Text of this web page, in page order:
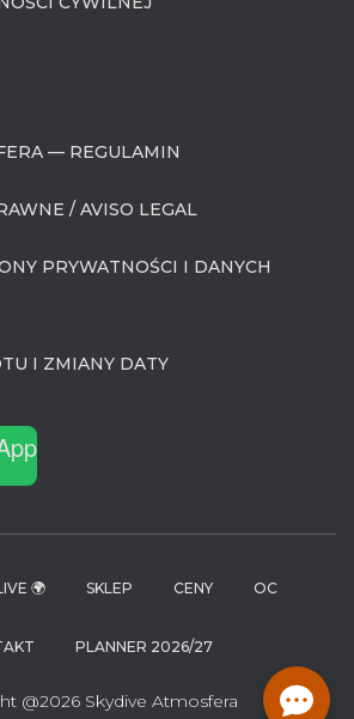
— REGULAMIN
/ AVISO LEGAL
PRYWATNOŚCI I DANYCH
I ZMIANY DATY
🌍 SKLEP CENY OC
PLANNER 2026/27
@2026 Skydive Atmosfera